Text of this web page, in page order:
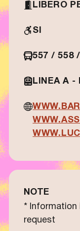
LIBERO
SI
557 / 558
LINEA A -
NOTE
* Information
request